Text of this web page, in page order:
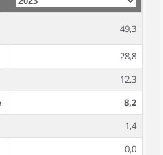
49,3
28,8
12,3
8,2
1,4
0,0